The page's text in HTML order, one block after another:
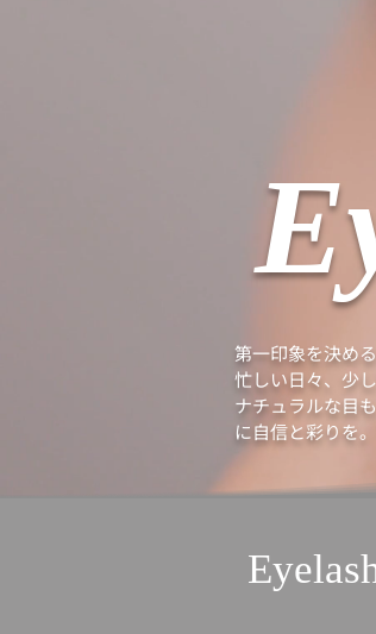
第一印象を決め
忙しい日々、少
ナチュラルな目
に自信と彩りを。